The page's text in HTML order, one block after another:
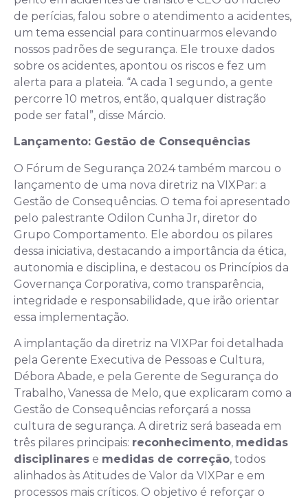
de perícias, falou sobre o atendimento a acidentes,
um tema essencial para continuarmos elevando
nossos padrões de segurança. Ele trouxe dados
sobre os acidentes, apontou os riscos e fez um
alerta para a plateia. “A cada 1 segundo, a gente
percorre 10 metros, então, qualquer distração
pode ser fatal”, disse Márcio.
Lançamento: Gestão de Consequências
O Fórum de Segurança 2024 também marcou o
lançamento de uma nova diretriz na VIXPar: a
Gestão de Consequências. O tema foi apresentado
pelo palestrante Odilon Cunha Jr, diretor do
Grupo Comportamento. Ele abordou os pilares
dessa iniciativa, destacando a importância da ética,
autonomia e disciplina, e destacou os Princípios da
Governança Corporativa, como transparência,
integridade e responsabilidade, que irão orientar
essa implementação.
A implantação da diretriz na VIXPar foi detalhada
pela Gerente Executiva de Pessoas e Cultura,
Débora Abade, e pela Gerente de Segurança do
Trabalho, Vanessa de Melo, que explicaram como a
Gestão de Consequências reforçará a nossa
cultura de segurança. A diretriz será baseada em
três pilares principais: reconhecimento, medidas
disciplinares e medidas de correção, todos
alinhados às Atitudes de Valor da VIXPar e em
processos mais críticos. O objetivo é reforçar o